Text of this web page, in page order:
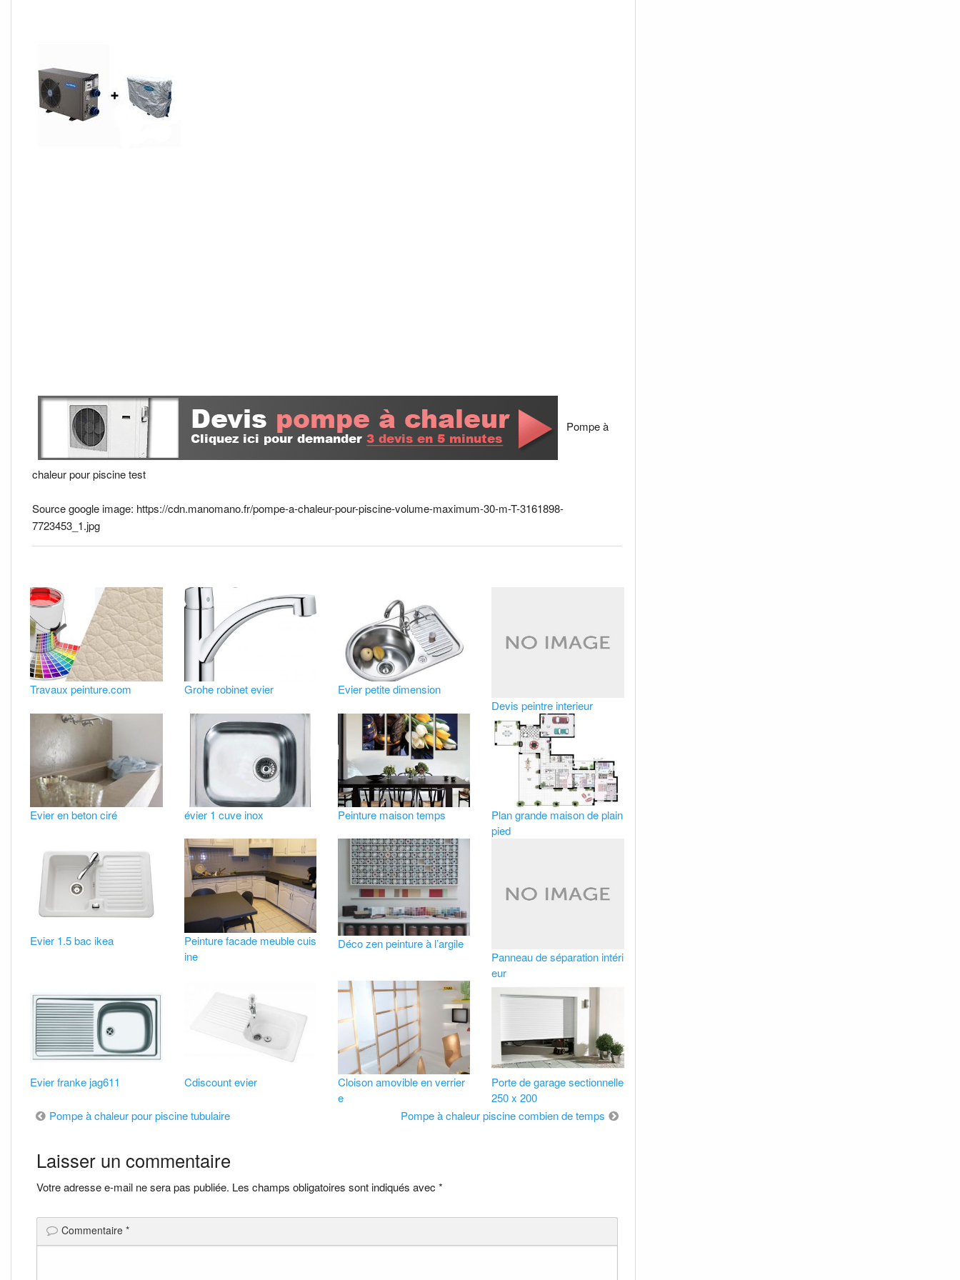
Pompe à
chaleur pour piscine test
Source google image: https://cdn.manomano.fr/pompe-a-chaleur-pour-piscine-volume-maximum-30-m-T-3161898-
7723453_1.jpg
Travaux peinture.com Grohe robinet evier
Evier petite dimension
Devis peintre interieur
Evier en beton ciré évier 1 cuve inox Peinture maison temps
Plan grande maison de plain
pied
Evier 1.5 bac ikea
Peinture facade meuble cuis
ine
Déco zen peinture à l’argile
Panneau de séparation intéri
eur
Evier franke jag611 Cdiscount evier
Cloison amovible en verrier
e
Porte de garage sectionnelle
250 x 200
Navigation
de
l’article
Pompe à chaleur pour piscine tubulaire Pompe à chaleur piscine combien de temps
Laisser un commentaire
Votre adresse e-mail ne sera pas publiée. Les champs obligatoires sont indiqués avec *
Commentaire *